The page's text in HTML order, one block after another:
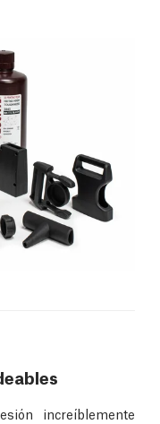
increíblemente